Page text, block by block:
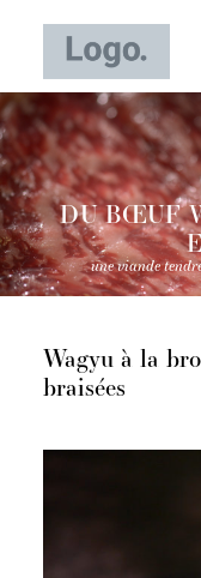
DU BŒUF
une viande
Wagyu à la
braisées